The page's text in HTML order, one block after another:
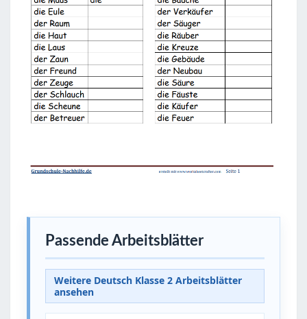
Passende Arbeitsblätter
Weitere Deutsch Klasse 2 Arbeitsblätter
ansehen